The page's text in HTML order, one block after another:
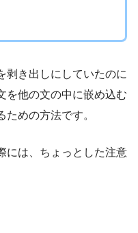
剥き出しにしていたのに
を他の文の中に嵌め込む
めの方法です。
には、ちょっとした注意